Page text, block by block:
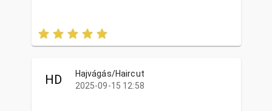
HD
Hajvágás/Haircut
2025-09-15 12:58